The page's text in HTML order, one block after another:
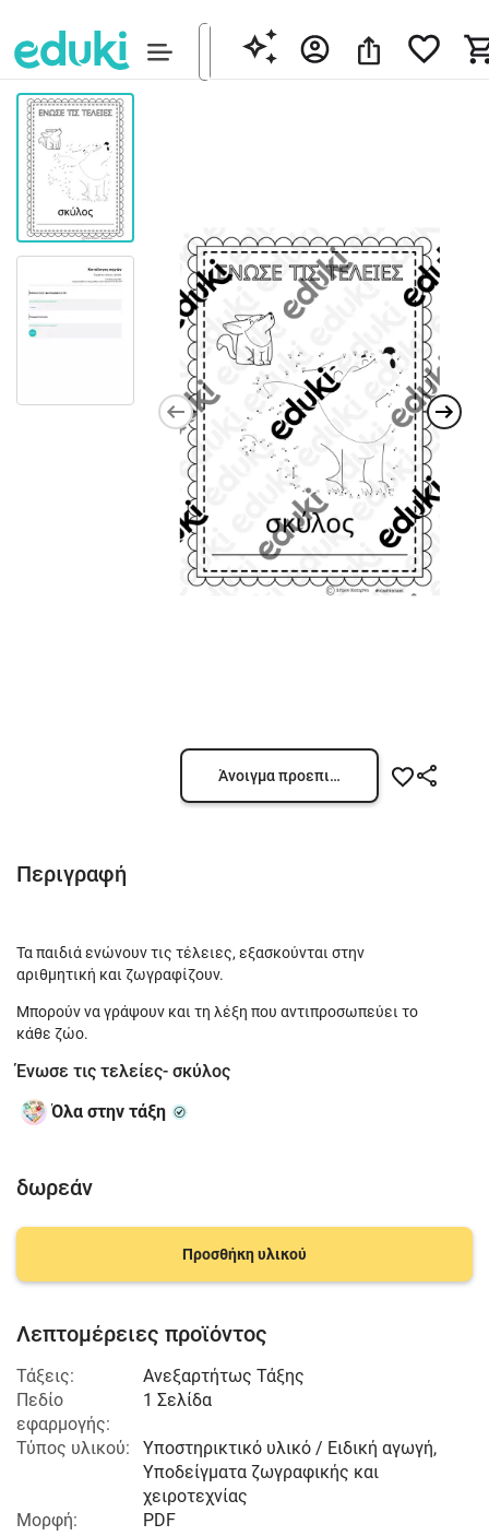
Άνοιγμα προεπισκόπησης
Περιγραφή
Τα παιδιά ενώνουν τις τέλειες, εξασκούνται στην
αριθμητική και ζωγραφίζουν.
Μπορούν να γράψουν και τη λέξη που αντιπροσωπεύει το
κάθε ζώο.
Ένωσε τις τελείες- σκύλος
Όλα στην τάξη
δωρεάν
Προσθήκη υλικού
Λεπτομέρειες προϊόντος
Τάξεις:
Ανεξαρτήτως Τάξης
Πεδίο
εφαρμογής:
1 Σελίδα
Τύπος υλικού:
Υποστηρικτικό υλικό / Ειδική αγωγή,
Υποδείγματα ζωγραφικής και
χειροτεχνίας
Μορφή:
PDF